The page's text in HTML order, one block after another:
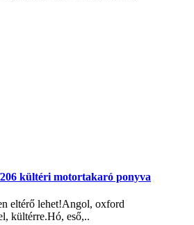
kültéri motortakaró ponyva
eltérő lehet!Angol, oxford
kültérre.Hó, eső,..